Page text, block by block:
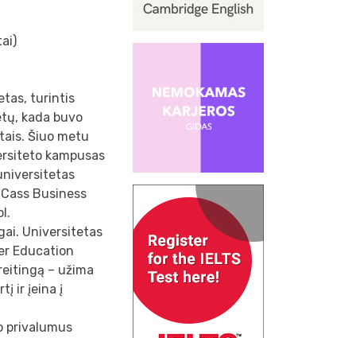
turintis
kada buvo
Šiuo metu
kampusas
Business
Universitetas
Education
– užima
ir įeina į
privalumus